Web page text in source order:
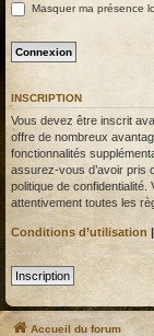
Masquer ma présence
INSCRIPTION
Vous devez être inscrit
offre de nombreux
fonctionnalités
assurez-vous d’avoir pris
politique de
attentivement toutes les
Conditions d’utilisation |
Inscription
Accueil du forum